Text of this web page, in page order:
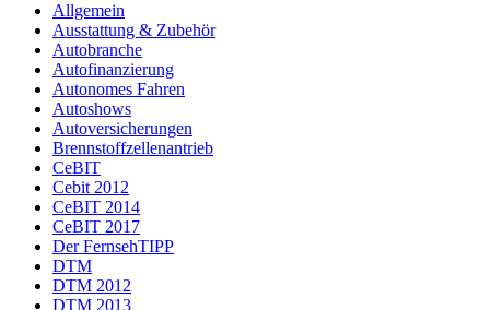
Allgemein
Ausstattung & Zubehör
Autobranche
Autofinanzierung
Autonomes Fahren
Autoshows
Autoversicherungen
Brennstoffzellenantrieb
CeBIT
Cebit 2012
CeBIT 2014
CeBIT 2017
Der FernsehTIPP
DTM
DTM 2012
DTM 2013